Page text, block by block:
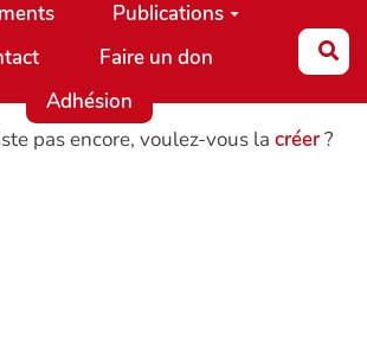
principal
Publications
Faire un don
Adhésion
pas encore, voulez-vous la créer?